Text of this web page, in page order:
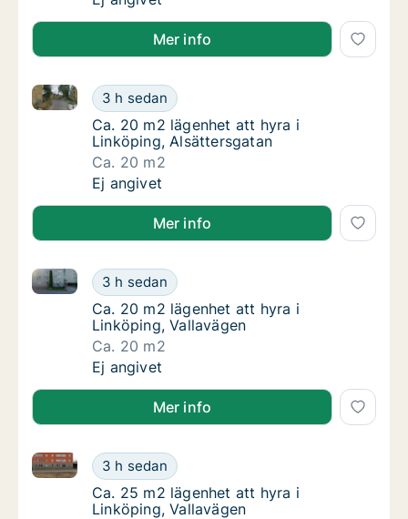
Mer info
Ca. 20 m2 lägenhet att hyra i Linköping,
3 h sedan
Ca. 20 m2 lägenhet att hyra i Linköping,
Ca. 20 m2 lägenhet att hyra i Linköping,
Ca. 20 m2 lägenhet att hyra i
Linköping, Alsättersgatan
Ca. 20 m2
Ca. 20 m2 lägenhet att hyra i Linköping,
Ej angivet
Mer info
Ca. 20 m2 lägenhet att hyra i Linköping,
3 h sedan
Ca. 20 m2 lägenhet att hyra i Linköping, Vallavägen
Ca. 20 m2 lägenhet att hyra i Linköping,
Ca. 20 m2 lägenhet att hyra i
Linköping, Vallavägen
Ca. 20 m2
Ca. 20 m2 lägenhet att hyra i Linköping,
Ej angivet
Mer info
Ca. 25 m2 lägenhet att hyra i Linköping,
3 h sedan
Ca. 25 m2 lägenhet att hyra i Linköping, Vallavägen
Ca. 25 m2 lägenhet att hyra i Linköping,
Ca. 25 m2 lägenhet att hyra i
Linköping, Vallavägen